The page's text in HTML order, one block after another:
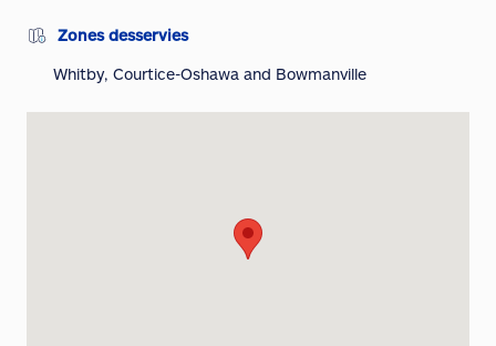
Zones desservies
Whitby, Courtice-Oshawa and Bowmanville